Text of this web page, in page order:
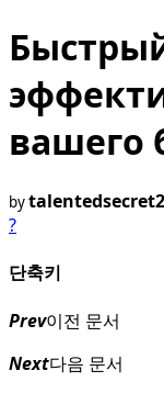
вашего
bytalentedsecret2
?
단축키
Prev이전 문서
Next다음 문서